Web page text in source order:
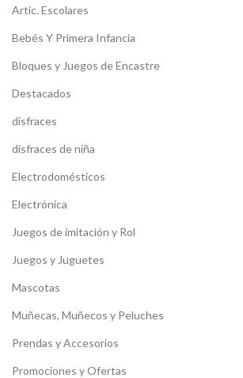
Artíc. Escolares
Bebés Y Primera Infancia
Bloques y Juegos de Encastre
Destacados
disfraces
disfraces de niña
Electrodomésticos
Electrónica
Juegos de imitación y Rol
Juegos y Juguetes
Mascotas
Muñecas, Muñecos y Peluches
Prendas y Accesorios
Promociones y Ofertas